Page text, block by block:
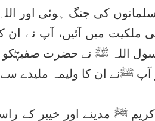
کی جنگ ہوئی اور
میں آئیں، آپ نے ان کو
اللہ ﷺ نے حضرت صفیہؓکو
آپ ﷺنے ان کا ولیمہ ملیدے
ﷺ مدینے اور خیبر کے